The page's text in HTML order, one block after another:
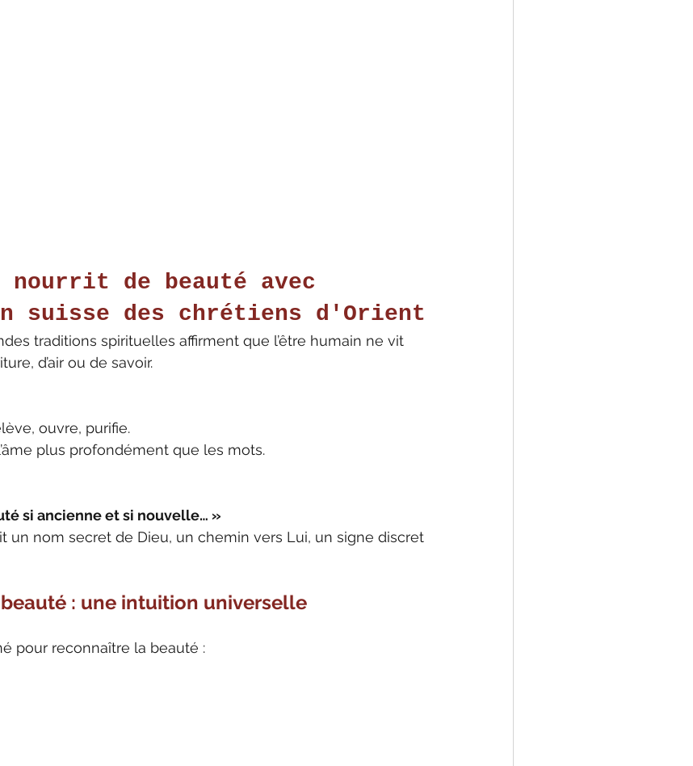
nourrit de beauté avec
suisse des chrétiens d'Orient
traditions spirituelles affirment que l’être humain ne vit
d’air ou de savoir.
ouvre, purifie.
plus profondément que les mots.
si ancienne et si nouvelle… »
un nom secret de Dieu, un chemin vers Lui, un signe discret
beauté : une intuition universelle
pour reconnaître la beauté :